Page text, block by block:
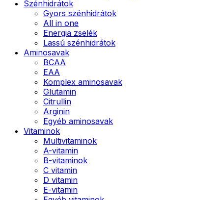
Szénhidrátok
Gyors szénhidrátok
All in one
Energia zselék
Lassú szénhidrátok
Aminosavak
BCAA
EAA
Komplex aminosavak
Glutamin
Citrullin
Arginin
Egyéb aminosavak
Vitaminok
Multivitaminok
A-vitamin
B-vitaminok
C vitamin
D vitamin
E-vitamin